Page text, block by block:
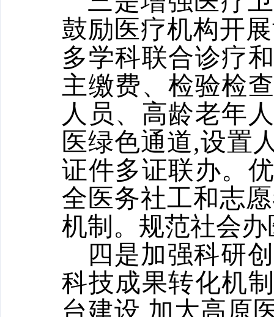
鼓励医疗机构开
多学科联合诊疗
主缴费、检验检
人员、高龄老年
医绿色通道,设置
证件多证联办。
全医务社工和志
机制。规范社会
四是加强科研
科技成果转化机
台建设,加大高原